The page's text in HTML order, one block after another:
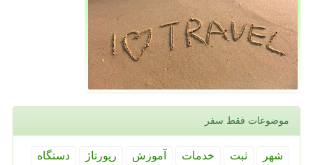
موضوعات فقط سفر
شهر ثبت خدمات آموزش رپورتاژ
دستگاه